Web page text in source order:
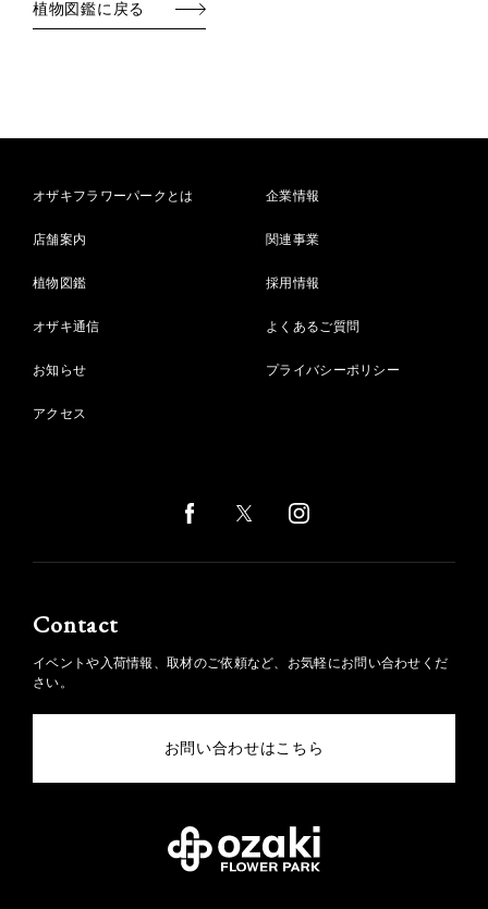
植物図鑑に戻る
オザキフラワーパークとは
店舗案内
植物図鑑
オザキ通信
お知らせ
アクセス
企業情報
関連事業
採用情報
よくあるご質問
プライバシーポリシー
Contact
イベントや入荷情報、取材のご依頼など、お気軽にお問い合わせくだ
さい。
お問い合わせはこちら